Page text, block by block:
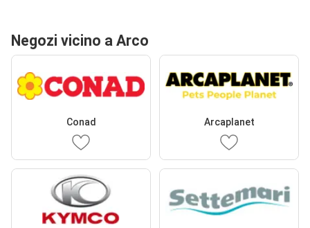
Negozi vicino a Arco
Conad Arcaplanet